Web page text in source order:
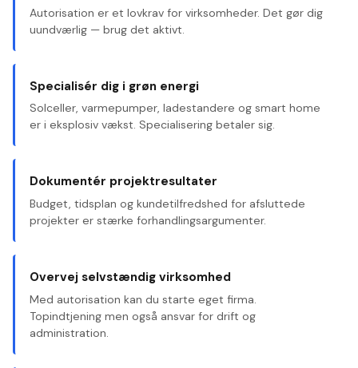
Autorisation er et lovkrav for virksomheder. Det gør dig
uundværlig — brug det aktivt.
Specialisér dig i grøn energi
Solceller, varmepumper, ladestandere og smart home
er i eksplosiv vækst. Specialisering betaler sig.
Dokumentér projektresultater
Budget, tidsplan og kundetilfredshed for afsluttede
projekter er stærke forhandlingsargumenter.
Overvej selvstændig virksomhed
Med autorisation kan du starte eget firma.
Topindtjening men også ansvar for drift og
administration.